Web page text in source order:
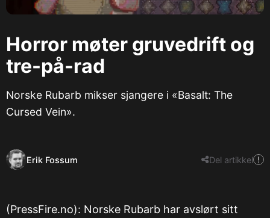
Horror møter gruvedrift og
tre-på-rad
Norske Rubarb mikser sjangere i «Basalt: The
Cursed Vein».
Erik Fossum Del artikkel
(PressFire.no): Norske Rubarb har avslørt sitt